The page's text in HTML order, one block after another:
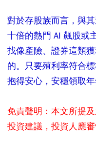
對於存股族而言，與
十倍的熱門 AI 飆股或
找像產險、證券這類
的。只要殖利率符合
抱得安心，安穩領取年
免責聲明：本文所提
投資建議，投資人應審